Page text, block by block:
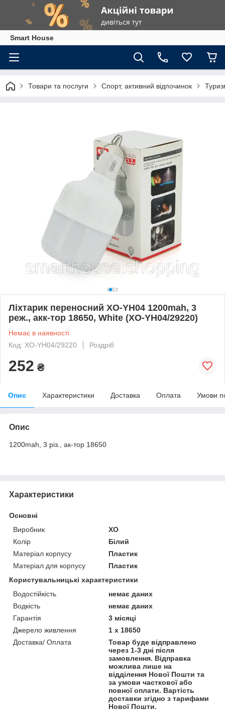
Smart House
Товари та послуги Спорт, активний відпочинок
Ліхтарик переносний XO-YH04 1200mah, 3
реж., акк-тор 18650, White (XO-YH04/29220)
Немає в наявності
Код: XO-YH04/29220
Роздріб
252 ₴
Опис Характеристики Доставка Оплата Умови
Опис
1200mah, 3 різ., ак-тор 18650
Характеристики
Основні
Виробник
XO
Колір
Білий
Матеріал корпусу
Пластик
Матеріал для корпусу
Пластик
Користувальницькі характеристики
Водостійкість
немає даних
Водкість
немає даних
Гарантія
3 місяці
Джерело живлення
1 х 18650
Доставка/ Оплата
Товар буде відправлено
через 1-3 дні після
замовлення. Відправка
можлива лише на
відділення Нової Пошти та
за умови часткової або
повної оплати. Вартість
доставки згідно з тарифами
Нової Пошти.